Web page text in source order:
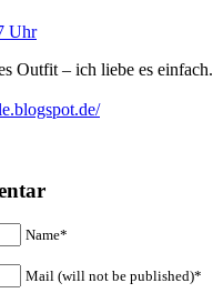
Uhr
Outfit – ich liebe es einfach.
Name*
Mail (will not be published)*